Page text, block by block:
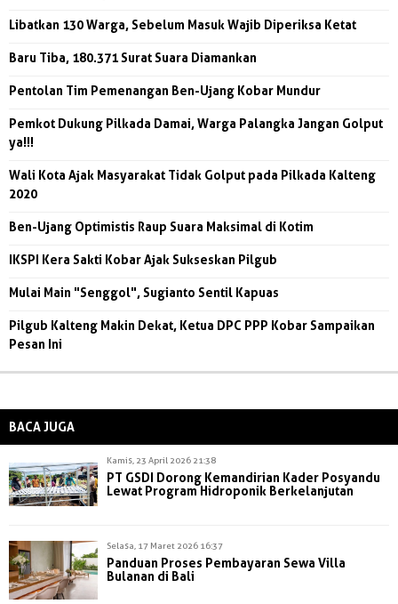
Libatkan 130 Warga, Sebelum Masuk Wajib Diperiksa Ketat
Baru Tiba, 180.371 Surat Suara Diamankan
Pentolan Tim Pemenangan Ben-Ujang Kobar Mundur
Pemkot Dukung Pilkada Damai, Warga Palangka Jangan Golput
ya!!!
Wali Kota Ajak Masyarakat Tidak Golput pada Pilkada Kalteng
2020
Ben-Ujang Optimistis Raup Suara Maksimal di Kotim
IKSPI Kera Sakti Kobar Ajak Sukseskan Pilgub
Mulai Main "Senggol", Sugianto Sentil Kapuas
Pilgub Kalteng Makin Dekat, Ketua DPC PPP Kobar Sampaikan
Pesan Ini
BACA JUGA
Kamis, 23 April 2026 21:38
PT GSDI Dorong Kemandirian Kader Posyandu
Lewat Program Hidroponik Berkelanjutan
Selasa, 17 Maret 2026 16:37
Panduan Proses Pembayaran Sewa Villa
Bulanan di Bali